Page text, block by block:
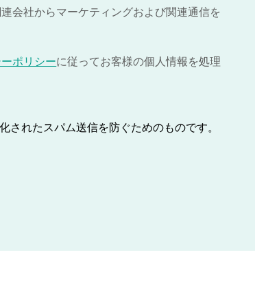
会社からマーケティングおよび関連通信を
ポリシーに従ってお客様の個人情報を処理
れたスパム送信を防ぐためのものです。